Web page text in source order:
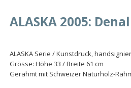
ALASKA 2005:
ALASKA Serie / Kunstdruck,
Grösse: Höhe 33 / Breite 61 cm
Gerahmt mit Schweizer Naturholz-